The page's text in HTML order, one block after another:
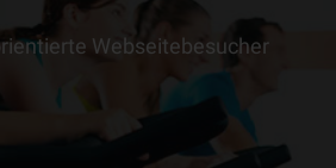
Webseitebesucher
> ERFAHRE MEHR